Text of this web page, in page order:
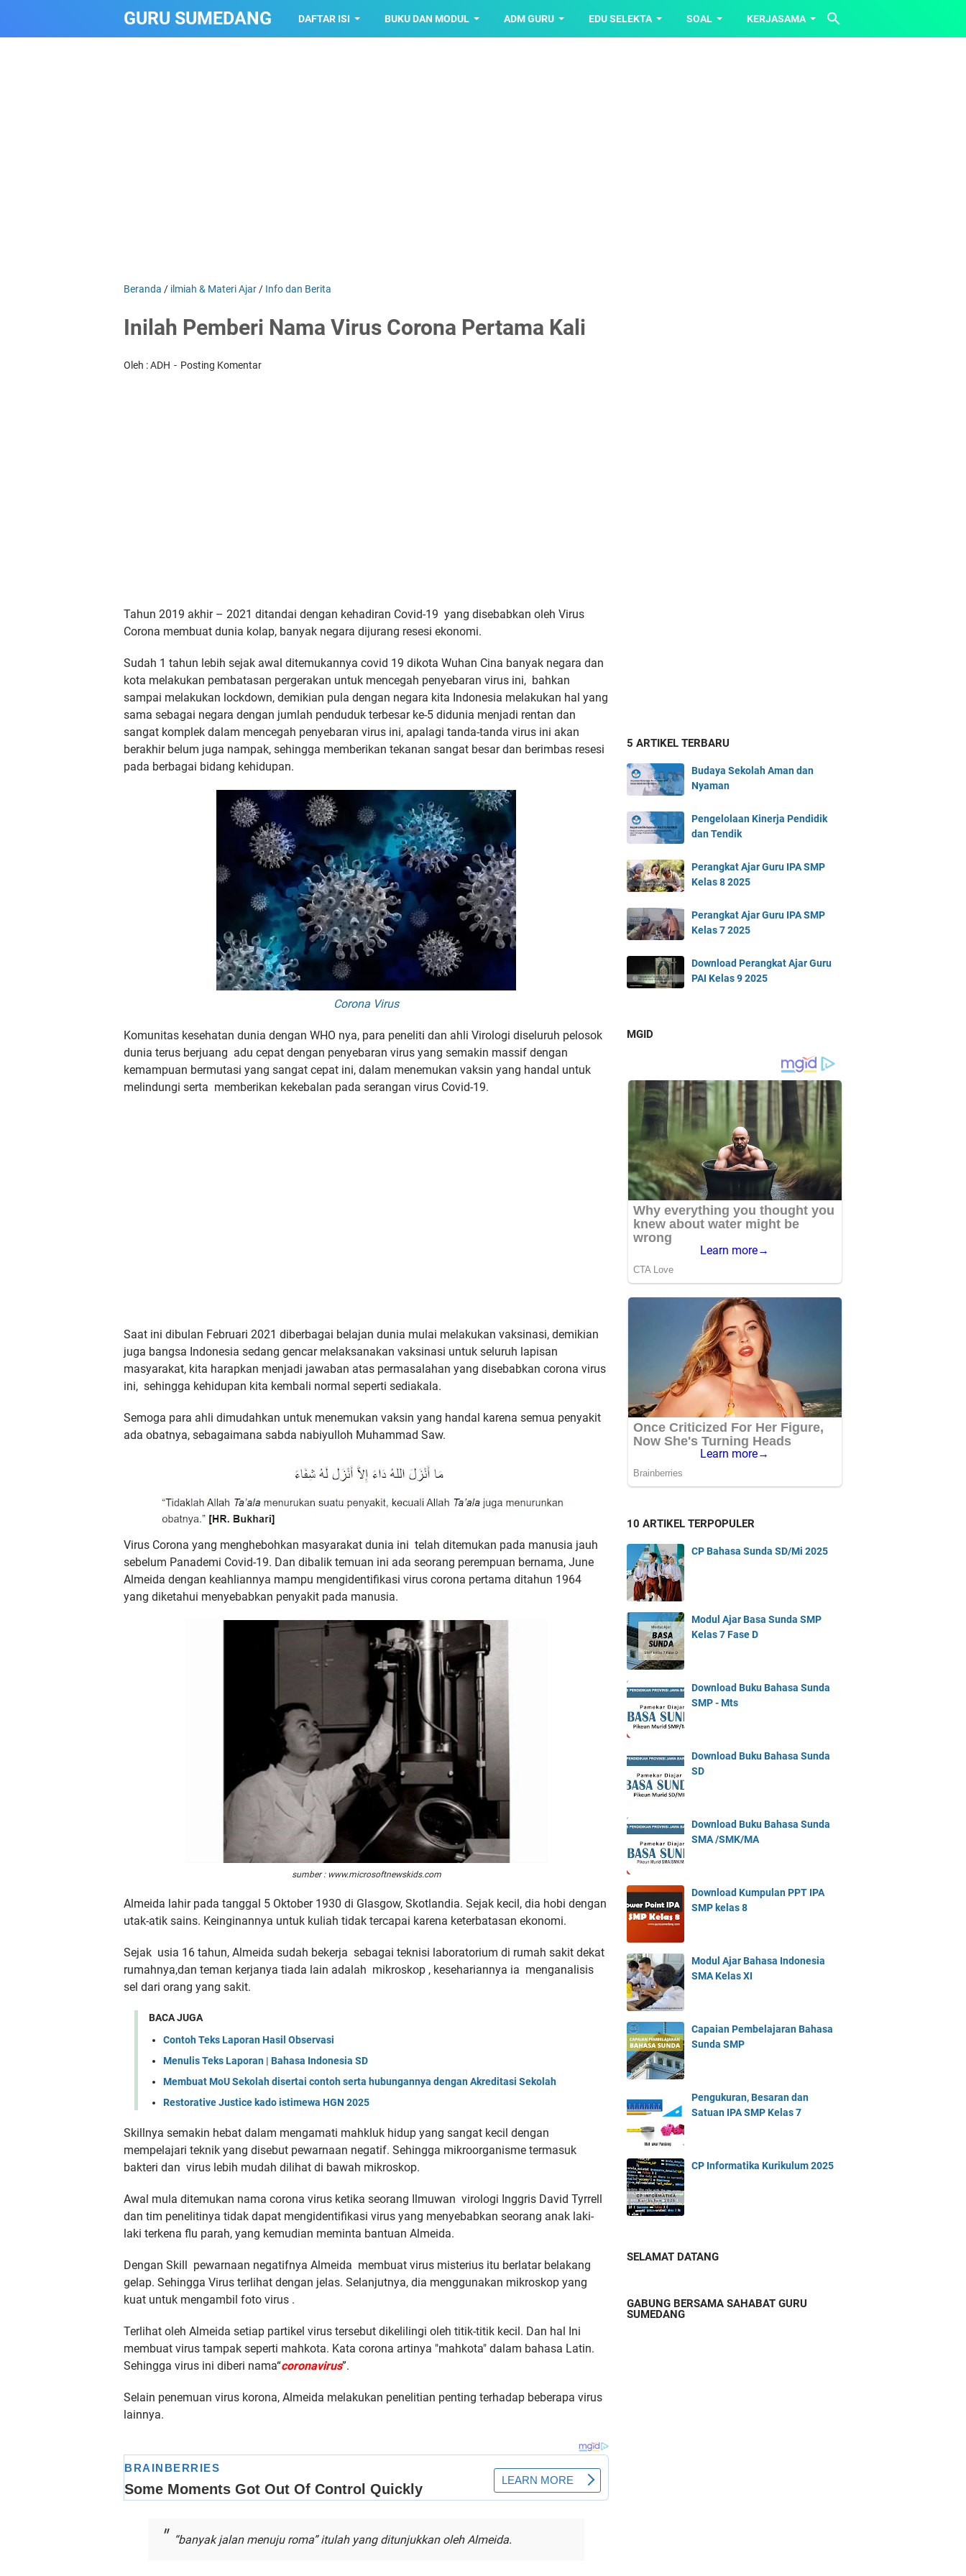
GURU SUMEDANG DAFTAR ISI BUKU DAN MODUL ADM GURU EDU SELEKTA SOAL KERJASAMA
Beranda / ilmiah & Materi Ajar / Info dan Berita
Inilah Pemberi Nama Virus Corona Pertama Kali
Oleh : ADH Posting Komentar
Tahun 2019 akhir – 2021 ditandai dengan kehadiran Covid-19 yang disebabkan oleh Virus
Corona membuat dunia kolap, banyak negara dijurang resesi ekonomi.
Sudah 1 tahun lebih sejak awal ditemukannya covid 19 dikota Wuhan Cina banyak negara dan
kota melakukan pembatasan pergerakan untuk mencegah penyebaran virus ini, bahkan
sampai melakukan lockdown, demikian pula dengan negara kita Indonesia melakukan hal yang
sama sebagai negara dengan jumlah penduduk terbesar ke-5 didunia menjadi rentan dan
sangat komplek dalam mencegah penyebaran virus ini, apalagi tanda-tanda virus ini akan
berakhir belum juga nampak, sehingga memberikan tekanan sangat besar dan berimbas resesi
pada berbagai bidang kehidupan.
Corona Virus
Komunitas kesehatan dunia dengan WHO nya, para peneliti dan ahli Virologi diseluruh pelosok
dunia terus berjuang adu cepat dengan penyebaran virus yang semakin massif dengan
kemampuan bermutasi yang sangat cepat ini, dalam menemukan vaksin yang handal untuk
melindungi serta memberikan kekebalan pada serangan virus Covid-19.
Saat ini dibulan Februari 2021 diberbagai belajan dunia mulai melakukan vaksinasi, demikian
juga bangsa Indonesia sedang gencar melaksanakan vaksinasi untuk seluruh lapisan
masyarakat, kita harapkan menjadi jawaban atas permasalahan yang disebabkan corona virus
ini, sehingga kehidupan kita kembali normal seperti sediakala.
Semoga para ahli dimudahkan untuk menemukan vaksin yang handal karena semua penyakit
ada obatnya, sebagaimana sabda nabiyulloh Muhammad Saw.
Virus Corona yang menghebohkan masyarakat dunia ini telah ditemukan pada manusia jauh
sebelum Panademi Covid-19. Dan dibalik temuan ini ada seorang perempuan bernama, June
Almeida dengan keahliannya mampu mengidentifikasi virus corona pertama ditahun 1964
yang diketahui menyebabkan penyakit pada manusia.
sumber : www.microsoftnewskids.com
Almeida lahir pada tanggal 5 Oktober 1930 di Glasgow, Skotlandia. Sejak kecil, dia hobi dengan
utak-atik sains. Keinginannya untuk kuliah tidak tercapai karena keterbatasan ekonomi.
Sejak usia 16 tahun, Almeida sudah bekerja sebagai teknisi laboratorium di rumah sakit dekat
rumahnya,dan teman kerjanya tiada lain adalah mikroskop , kesehariannya ia menganalisis
sel dari orang yang sakit.
BACA JUGA
Contoh Teks Laporan Hasil Observasi
Menulis Teks Laporan | Bahasa Indonesia SD
Membuat MoU Sekolah disertai contoh serta hubungannya dengan Akreditasi Sekolah
Restorative Justice kado istimewa HGN 2025
Skillnya semakin hebat dalam mengamati mahkluk hidup yang sangat kecil dengan
mempelajari teknik yang disebut pewarnaan negatif. Sehingga mikroorganisme termasuk
bakteri dan virus lebih mudah dilihat di bawah mikroskop.
Awal mula ditemukan nama corona virus ketika seorang Ilmuwan virologi Inggris David Tyrrell
dan tim penelitinya tidak dapat mengidentifikasi virus yang menyebabkan seorang anak laki-
laki terkena flu parah, yang kemudian meminta bantuan Almeida.
Dengan Skill pewarnaan negatifnya Almeida membuat virus misterius itu berlatar belakang
gelap. Sehingga Virus terlihat dengan jelas. Selanjutnya, dia menggunakan mikroskop yang
kuat untuk mengambil foto virus .
Terlihat oleh Almeida setiap partikel virus tersebut dikelilingi oleh titik-titik kecil. Dan hal Ini
membuat virus tampak seperti mahkota. Kata corona artinya "mahkota" dalam bahasa Latin.
Sehingga virus ini diberi nama“coronavirus”.
Selain penemuan virus korona, Almeida melakukan penelitian penting terhadap beberapa virus
lainnya.
“banyak jalan menuju roma”itulah yang ditunjukkan oleh Almeida.
5 ARTIKEL TERBARU
Budaya Sekolah Aman dan
Nyaman
Pengelolaan Kinerja Pendidik
dan Tendik
Perangkat Ajar Guru IPA SMP
Kelas 8 2025
Perangkat Ajar Guru IPA SMP
Kelas 7 2025
Download Perangkat Ajar Guru
PAI Kelas 9 2025
MGID
10 ARTIKEL TERPOPULER
CP Bahasa Sunda SD/Mi 2025
Modul Ajar Basa Sunda SMP
Kelas 7 Fase D
Download Buku Bahasa Sunda
SMP - Mts
Download Buku Bahasa Sunda
SD
Download Buku Bahasa Sunda
SMA /SMK/MA
Download Kumpulan PPT IPA
SMP kelas 8
Modul Ajar Bahasa Indonesia
SMA Kelas XI
Capaian Pembelajaran Bahasa
Sunda SMP
Pengukuran, Besaran dan
Satuan IPA SMP Kelas 7
CP Informatika Kurikulum 2025
SELAMAT DATANG
GABUNG BERSAMA SAHABAT GURU
SUMEDANG